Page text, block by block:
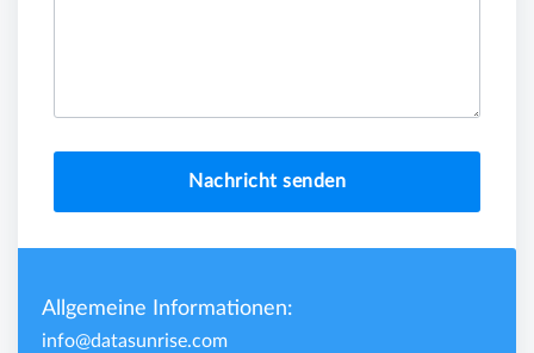
Nachricht senden
Allgemeine Informationen:
info@datasunrise.com